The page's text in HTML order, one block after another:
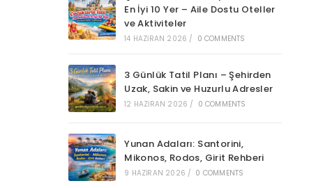
En İyi 10 Yer – Aile Dostu Oteller
ve Aktiviteler
14 HAZIRAN 2026 / 0 COMMENTS
3 Günlük Tatil Planı – Şehirden
Uzak, Sakin ve Huzurlu Adresler
12 HAZIRAN 2026 / 0 COMMENTS
Yunan Adaları: Santorini,
Mikonos, Rodos, Girit Rehberi
9 HAZIRAN 2026 / 0 COMMENTS